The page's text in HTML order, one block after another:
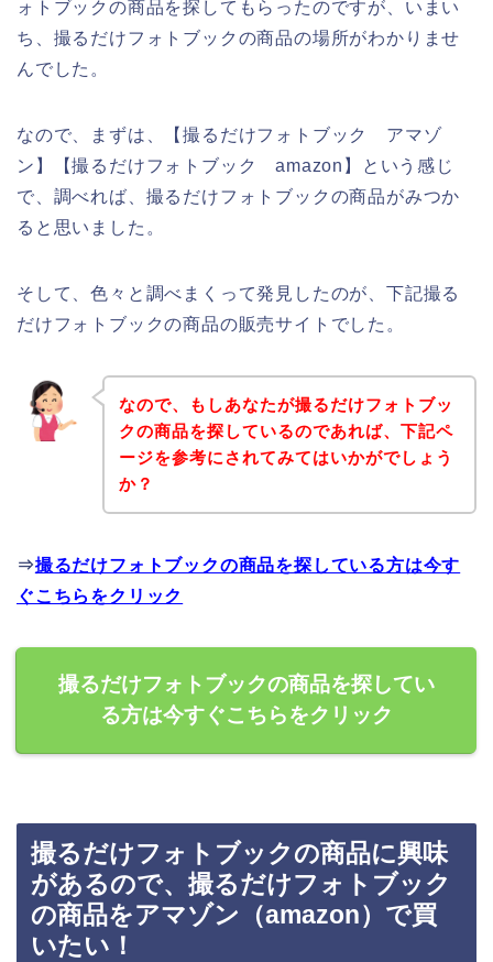
ォトブックの商品を探してもらったのですが、いまい
ち、撮るだけフォトブックの商品の場所がわかりませ
んでした。
なので、まずは、【撮るだけフォトブック アマゾ
ン】【撮るだけフォトブック amazon】という感じ
で、調べれば、撮るだけフォトブックの商品がみつか
ると思いました。
そして、色々と調べまくって発見したのが、下記撮る
だけフォトブックの商品の販売サイトでした。
なので、もしあなたが撮るだけフォトブッ
クの商品を探しているのであれば、下記ペ
ージを参考にされてみてはいかがでしょう
か？
⇒撮るだけフォトブックの商品を探している方は今す
ぐこちらをクリック
撮るだけフォトブックの商品を探してい
る方は今すぐこちらをクリック
撮るだけフォトブックの商品に興味
があるので、撮るだけフォトブック
の商品をアマゾン（amazon）で買
いたい！